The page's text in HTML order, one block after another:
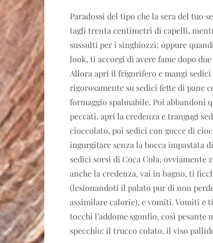
Paradossi del tipo che la sera del tuo
tagli trenta centimetri di capelli,
sussulti per i singhiozzi; oppure
look, ti accorgi di avere fame dopo
Allora apri il frigorifero e mangi sedici
rigorosamente su sedici fette di pane
formaggio spalmabile. Poi abbandoni
peccati, apri la credenza e trangugi
cioccolato, poi sedici con gocce di
ingurgitare senza la bocca impastata
sedici sorsi di Coca Cola, ovviamente
anche la credenza, vai in bagno, ti
(lesionandoti il palato pur di non
assimilare calorie), e vomiti. Vomiti e
tocchi l’addome sgonfio, così pesante
specchio: il trucco colato, il viso